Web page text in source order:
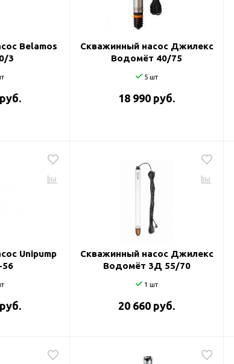
Belamos
3
Скважинный насос Джилекс
Водомёт 40/75
5 шт
18 990 руб.
Unipump
56
Скважинный насос Джилекс
Водомёт 3Д 55/70
1 шт
20 660 руб.